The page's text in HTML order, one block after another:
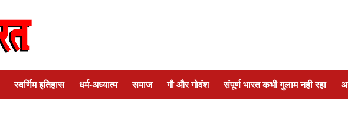
स्वर्णिम इतिहास धर्म-अध्यात्म समाज गौ और गोवंश संपूर्ण भारत कभी गुलाम नही रहा